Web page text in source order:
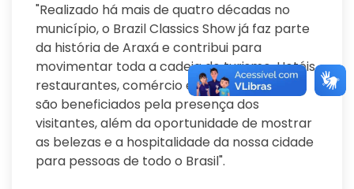
"Realizado há mais de quatro décadas no
município, o Brazil Classics Show já faz parte
da história de Araxá e contribui para
movimentar toda a cadeia do turismo. Hotéis,
restaurantes, comércio e diversos serviços
são beneficiados pela presença dos
visitantes, além da oportunidade de mostrar
as belezas e a hospitalidade da nossa cidade
para pessoas de todo o Brasil".